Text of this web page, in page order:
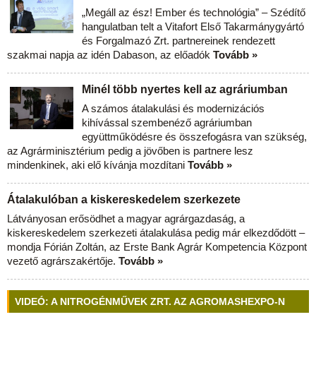
„Megáll az ész! Ember és technológia” – Szédítő
hangulatban telt a Vitafort Első Takarmánygyártó
és Forgalmazó Zrt. partnereinek rendezett
szakmai napja az idén Dabason, az előadók Tovább »
Minél több nyertes kell az agráriumban
A számos átalakulási és modernizációs
kihívással szembenéző agráriumban
együttműködésre és összefogásra van szükség,
az Agrárminisztérium pedig a jövőben is partnere lesz
mindenkinek, aki elő kívánja mozdítani Tovább »
Átalakulóban a kiskereskedelem szerkezete
Látványosan erősödhet a magyar agrárgazdaság, a
kiskereskedelem szerkezeti átalakulása pedig már elkezdődött –
mondja Fórián Zoltán, az Erste Bank Agrár Kompetencia Központ
vezető agrárszakértője. Tovább »
VIDEÓ: A NITROGÉNMŰVEK ZRT. AZ AGROMASHEXPO-N